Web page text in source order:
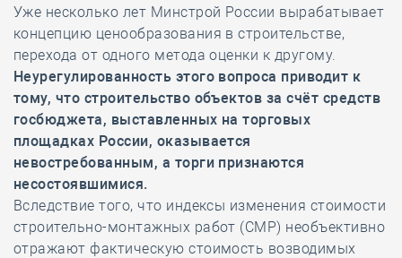
Уже несколько лет Минстрой России вырабатывает
концепцию ценообразования в строительстве,
перехода от одного метода оценки к другому.
Неурегулированность этого вопроса приводит к
тому, что строительство объектов за счёт средств
госбюджета, выставленных на торговых
площадках России, оказывается
невостребованным, а торги признаются
несостоявшимися.
Вследствие того, что индексы изменения стоимости
строительно-монтажных работ (СМР) необъективно
отражают фактическую стоимость возводимых